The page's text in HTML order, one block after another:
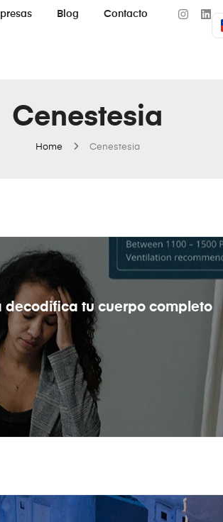
Blog
Contacto
Home Cenestesia
Cenestesia
decodifica tu cuerpo completo